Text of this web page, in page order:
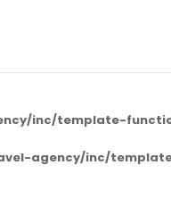
inc/template-
agency/inc/